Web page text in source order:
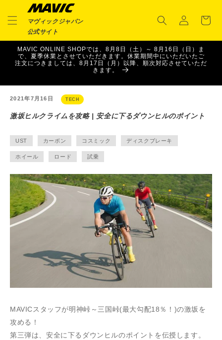
コンテ
ンツに
進むマヴィックジャパン
公式サイト
イ
ー
MAVIC ONLINE SHOPでは、8月8日（土）～ 8月16日（日）ま
で、夏季休業とさせていただきます。休業期間中にいただいたご
注文につきましては、8月17日（月）以降、順次対応させていただ
きます。
2021年7月16日 TECH
激坂ヒルクライムを攻略 | 安全に下るダウンヒルのポイント
UST カーボン コスミック ディスクブレーキ
ホイール ロード 試乗
MAVICスタッフが明神峠～三国峠(最大勾配18％！)の激坂を
攻める！
第三弾は、安全に下るダウンヒルのポイントを伝授します。